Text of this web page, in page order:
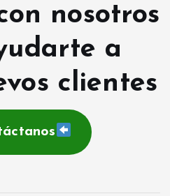
nosotros
a
clientes